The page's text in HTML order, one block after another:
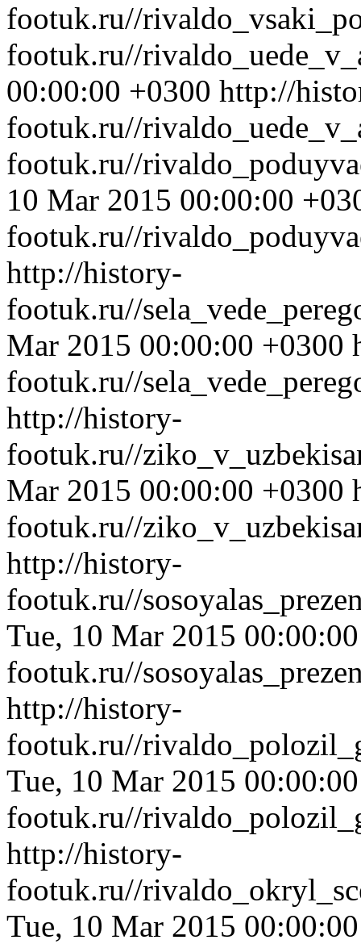
footuk.ru//
footuk.ru//
00:00:00 +0300 http://
footuk.ru//
footuk.ru//
10 Mar 2015 00:00:00
footuk.ru//
http://history-
footuk.ru//
Mar 2015 00:00:00 +0300
footuk.ru//
http://history-
footuk.ru//
Mar 2015 00:00:00 +0300
footuk.ru//
http://history-
footuk.ru//
Tue, 10 Mar 2015
footuk.ru//
http://history-
footuk.ru//
Tue, 10 Mar 2015
footuk.ru//
http://history-
footuk.ru//
Tue, 10 Mar 2015